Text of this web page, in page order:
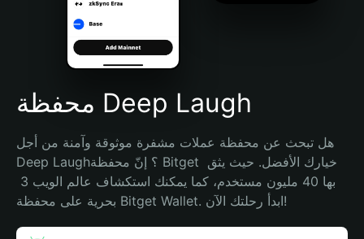
Português (Brasil)
Español (Argentina)
محفظة Deep Laugh
هل تبحث عن محفظة عملات مشفرة موثوقة وآمنة من أجل
Deep Laugh؟ إنّ محفظة Bitget خيارك الأفضل. حيث يثق
بحرية على محفظة Bitget Wallet. ابدأ رحلتك الآن!